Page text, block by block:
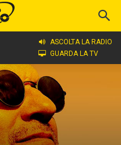
ASCOLTA LA RADIO
GUARDA LA TV